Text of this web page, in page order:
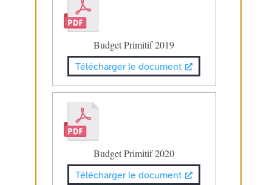
Budget Primitif 2019
Télécharger le document
Budget Primitif 2020
Télécharger le document